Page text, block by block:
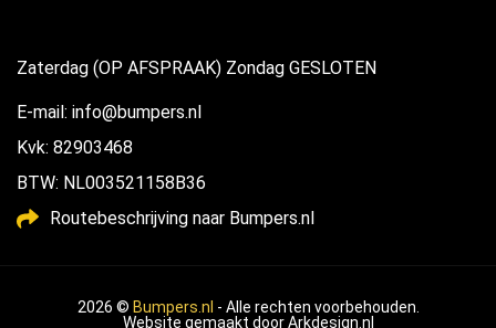
Zaterdag (OP AFSPRAAK) Zondag GESLOTEN
E-mail: info@bumpers.nl
Kvk: 82903468
BTW: NL003521158B36
Routebeschrijving naar Bumpers.nl
2026 © Bumpers.nl - Alle rechten voorbehouden.
Website gemaakt doorArkdesign.nl